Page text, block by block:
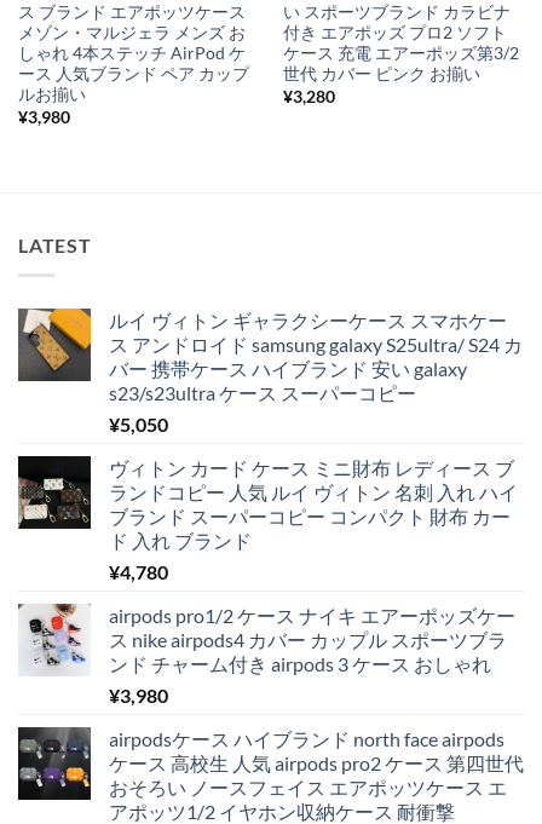
ス ブランド エアポッツケース
メゾン・マルジェラ メンズ お
しゃれ 4本ステッチ AirPod ケ
ース 人気ブランド ペア カップ
ルお揃い
¥3,980
い スポーツブランド カラビナ
付き エアポッズ プロ2 ソフト
ケース 充電 エアーポッズ第3/2
世代 カバー ピンク お揃い
¥3,280
LATEST
ルイ ヴィトン ギャラクシーケース スマホケー
ス アンドロイド samsung galaxy S25ultra/ S24 カ
バー 携帯ケース ハイブランド 安い galaxy
s23/s23ultra ケース スーパーコピー
¥5,050
ヴィトン カード ケース ミニ財布 レディース ブ
ランドコピー 人気 ルイ ヴィトン 名刺 入れ ハイ
ブランド スーパーコピー コンパクト 財布 カー
ド 入れ ブランド
¥4,780
airpods pro1/2 ケース ナイキ エアーポッズケー
ス nike airpods4 カバー カップル スポーツブラ
ンド チャーム付き airpods 3 ケース おしゃれ
¥3,980
airpodsケース ハイブランド north face airpods
ケース 高校生 人気 airpods pro2 ケース 第四世代
おそろい ノースフェイス エアポッツケース エ
アポッツ1/2 イヤホン収納ケース 耐衝撃